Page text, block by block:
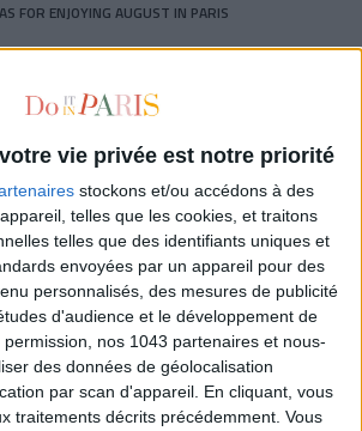
vie privée est notre priorité
stockons et/ou accédons à des
telles que les cookies, et traitons
telles que des identifiants uniques et
envoyées par un appareil pour des
personnalisés, des mesures de publicité
d'audience et le développement de
permission, nos 1043 partenaires et nous-
des données de géolocalisation
par scan d'appareil. En cliquant, vous
traitements décrits précédemment. Vous
FOR ENJOYING AUGUST IN PARIS
YOU'LL ACTUALLY WANT TO SLATHER ON